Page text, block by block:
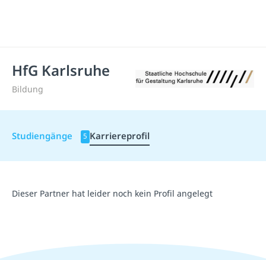
HfG Karlsruhe
Bildung
Studiengänge 5 Karriereprofil
Dieser Partner hat leider noch kein Profil angelegt